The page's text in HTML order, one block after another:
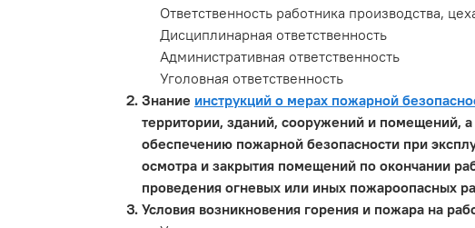
Ответственность работника производства,
Дисциплинарная ответственность
Административная ответственность
Уголовная ответственность
Знание инструкций о мерах пожарной
территории, зданий, сооружений и помещений,
обеспечению пожарной безопасности при
осмотра и закрытия помещений по окончании
проведения огневых или иных пожароопасных
Условия возникновения горения и пожара на